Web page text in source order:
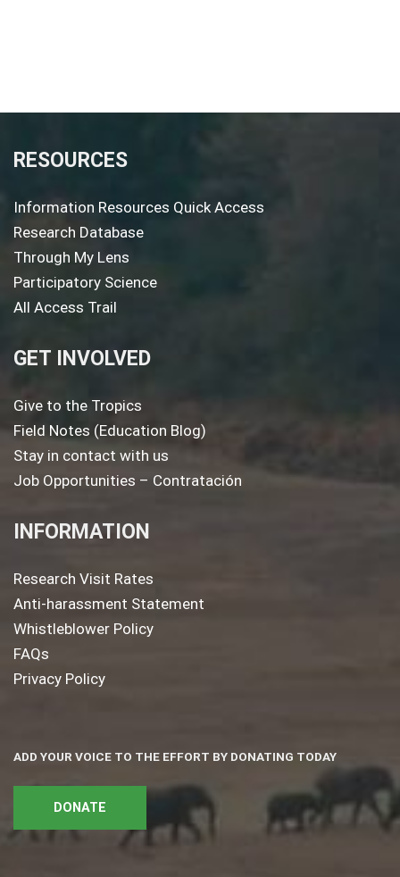
RESOURCES
Information Resources Quick Access
Research Database
Through My Lens
Participatory Science
All Access Trail
GET INVOLVED
Give to the Tropics
Field Notes (Education Blog)
Stay in contact with us
Job Opportunities – Contratación
INFORMATION
Research Visit Rates
Anti-harassment Statement
Whistleblower Policy
FAQs
Privacy Policy
ADD YOUR VOICE TO THE EFFORT BY DONATING TODAY
DONATE